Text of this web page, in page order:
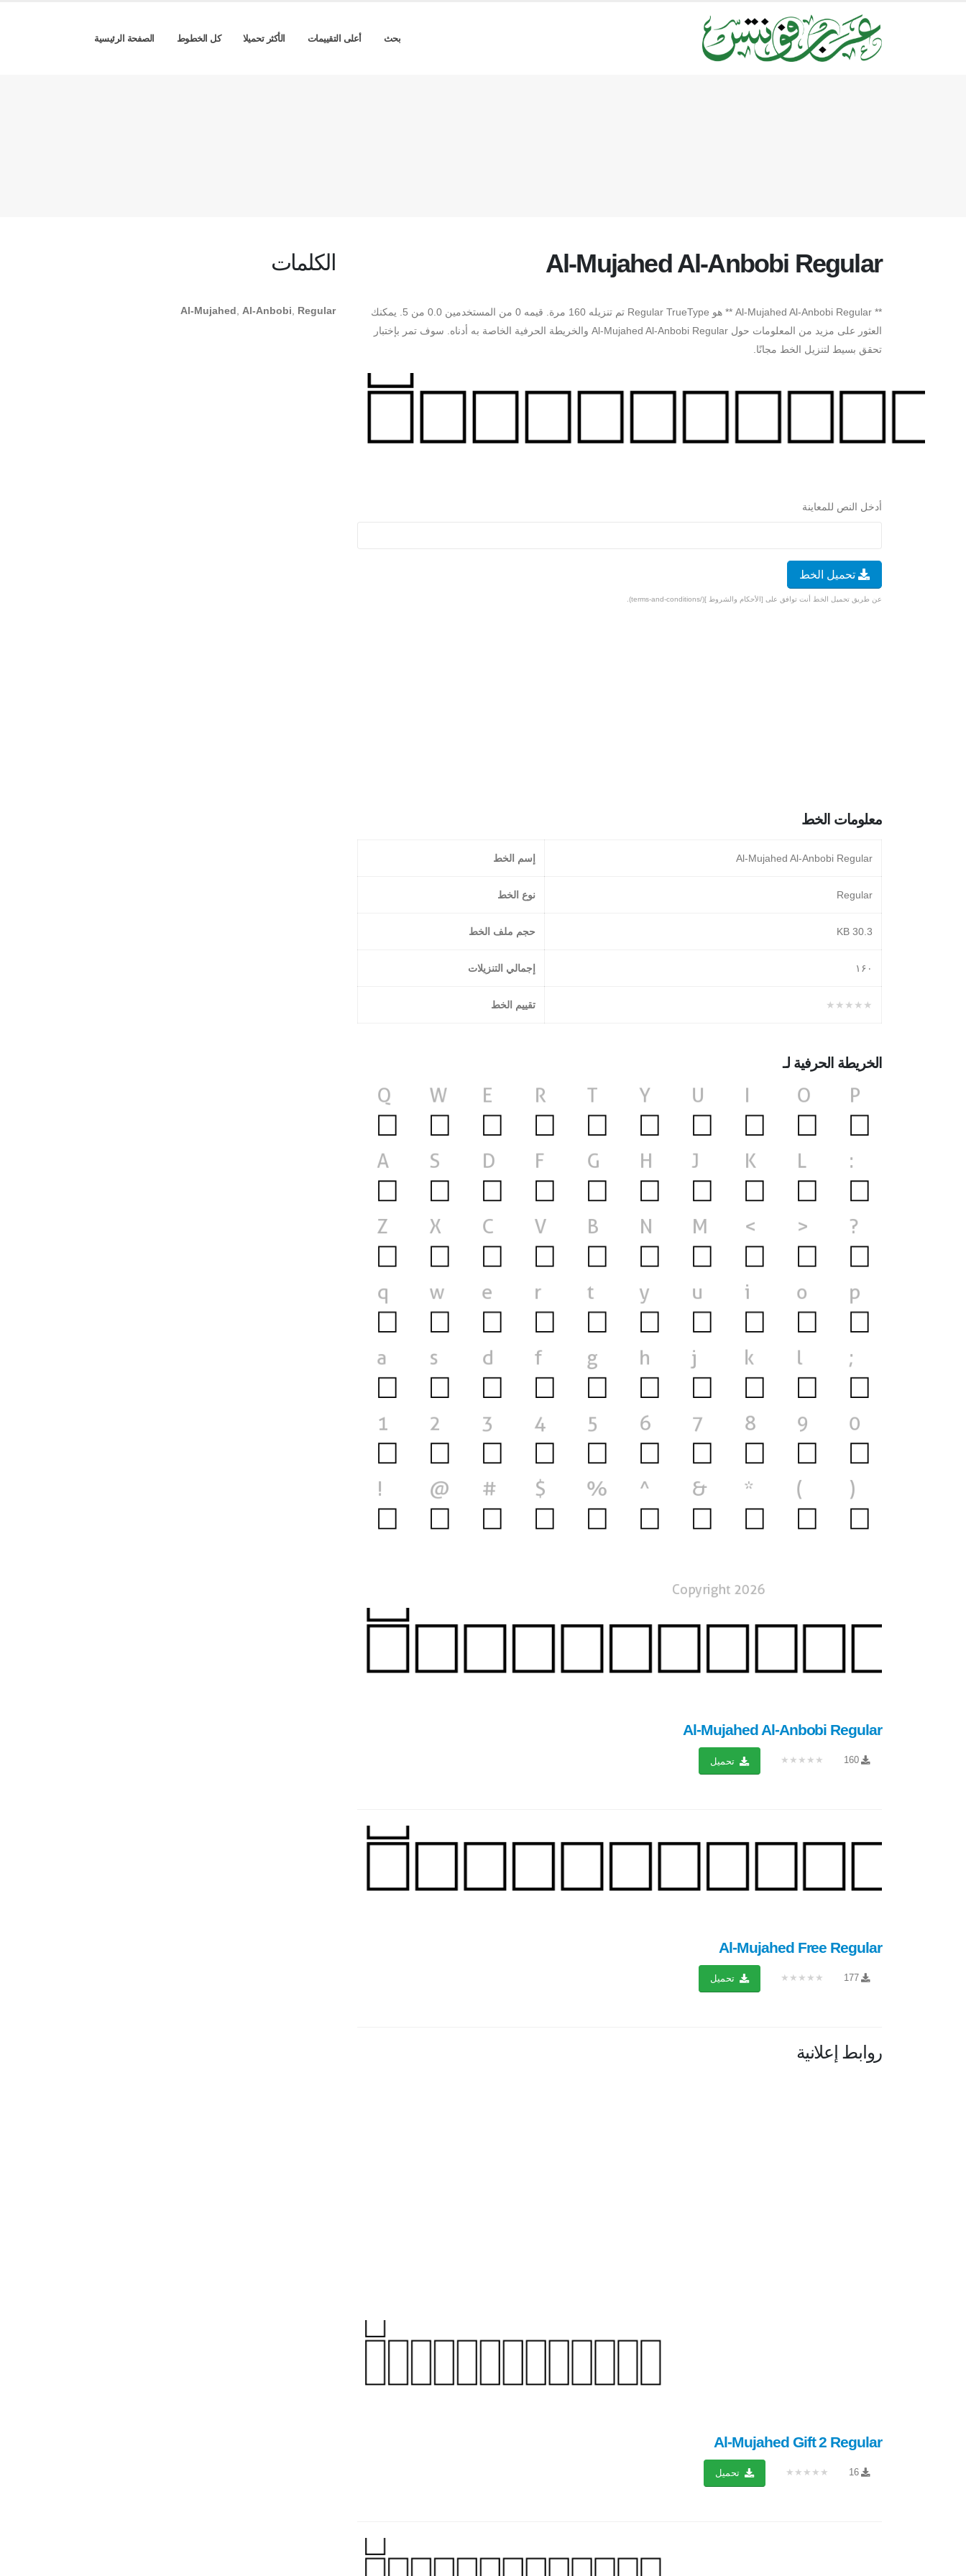
بحث أعلى التقييمات الأكثر تحميلا كل الخطوط الصفحة الرئيسية
Al-Mujahed Al-Anbobi Regular
** Al-Mujahed Al-Anbobi Regular ** هو Regular TrueType تم تنزيله 160 مرة. قيمه 0 من المستخدمين 0.0 من 5. يمكنك
العثور على مزيد من المعلومات حول Al-Mujahed Al-Anbobi Regular والخريطة الحرفية الخاصة به أدناه. سوف تمر بإختبار
تحقق بسيط لتنزيل الخط مجانًا.
أدخل النص للمعاينة
تحميل الخط
عن طريق تحميل الخط أنت توافق على [الأحكام والشروط ](/terms-and-conditions).
معلومات الخط
Al-Mujahed Al-Anbobi Regular إسم الخط
Regular نوع الخط
30.3 KB حجم ملف الخط
١۶۰ إجمالي التنزيلات
★★★★★ تقييم الخط
الخريطة الحرفية لـ
Al-Mujahed Al-Anbobi Regular
160
★★★★★ تحميل
Al-Mujahed Free Regular
177
★★★★★ تحميل
روابط إعلانية
Al-Mujahed Gift 2 Regular
16
★★★★★ تحميل
الكلمات
Al-Mujahed Al-Anbobi Regular